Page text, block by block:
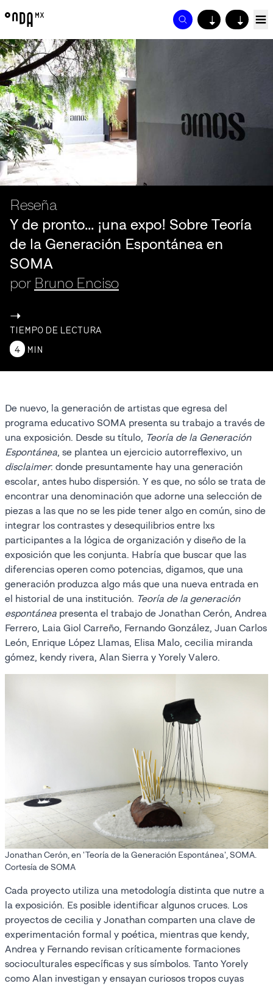
↓ ↓
Reseña
Y de pronto... ¡una expo! Sobre Teoría
de la Generación Espontánea en
SOMA
por Bruno Enciso
->
TIEMPO DE LECTURA
4
MIN
De nuevo, la generación de artistas que egresa del
programa educativo SOMA presenta su trabajo a través de
una exposición. Desde su título, Teoría de la Generación
Espontánea, se plantea un ejercicio autorreflexivo, un
disclaimer: donde presuntamente hay una generación
escolar, antes hubo dispersión. Y es que, no sólo se trata de
encontrar una denominación que adorne una selección de
piezas a las que no se les pide tener algo en común, sino de
integrar los contrastes y desequilibrios entre lxs
participantes a la lógica de organización y diseño de la
exposición que les conjunta. Habría que buscar que las
diferencias operen como potencias, digamos, que una
generación produzca algo más que una nueva entrada en
el historial de una institución. Teoría de la generación
espontánea presenta el trabajo de Jonathan Cerón, Andrea
Ferrero, Laia Giol Carreño, Fernando González, Juan Carlos
León, Enrique López Llamas, Elisa Malo, cecilia miranda
gómez, kendy rivera, Alan Sierra y Yorely Valero.
Jonathan Cerón, en 'Teoría de la Generación Espontánea', SOMA.
Cortesía de SOMA
Cada proyecto utiliza una metodología distinta que nutre a
la exposición. Es posible identificar algunos cruces. Los
proyectos de cecilia y Jonathan comparten una clave de
experimentación formal y poética, mientras que kendy,
Andrea y Fernando revisan críticamente formaciones
socioculturales específicas y sus símbolos. Tanto Yorely
como Alan investigan y ensayan curiosos tropos cuyas